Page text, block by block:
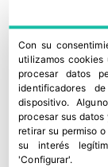
Con su
utilizamos cookies
procesar datos
identificadores
dispositivo.
procesar sus
retirar su permiso
su interés
'Configurar'.